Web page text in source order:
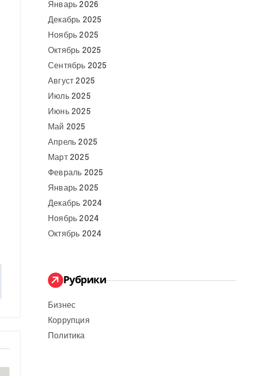
Январь 2026
Декабрь 2025
Ноябрь 2025
Октябрь 2025
Сентябрь 2025
Август 2025
Июль 2025
Июнь 2025
Май 2025
Апрель 2025
Март 2025
Февраль 2025
Январь 2025
Декабрь 2024
Ноябрь 2024
Октябрь 2024
Рубрики
Бизнес
Коррупция
Политика